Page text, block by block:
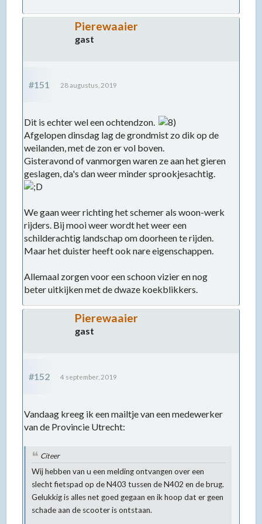
Pierewaaier
gast
#151 28 augustus, 2019
Dit is echter wel een ochtendzon.
Afgelopen dinsdag lag de grondmist zo dik op de
weilanden, met de zon er vol boven.
Gisteravond of vanmorgen waren ze aan het gieren
geslagen, da's dan weer minder sprookjesachtig.
We gaan weer richting het schemer als woon-werk
rijders. Bij mooi weer wordt het weer een
schilderachtig landschap om doorheen te rijden.
Maar het duister heeft ook nare eigenschappen.
Allemaal zorgen voor een schoon vizier en nog
beter uitkijken met de dwaze koekblikkers.
Pierewaaier
gast
#152 4 september, 2019
Vandaag kreeg ik een mailtje van een medewerker
van de Provincie Utrecht:
Citeer
Wij hebben van u een melding ontvangen over een
slecht fietspad op de N403 tussen de N402 en de brug.
Gelukkig is alles net goed gegaan en ik hoop dat er geen
schade aan de scooter is ontstaan.